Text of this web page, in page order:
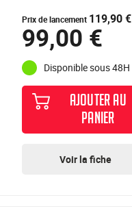
Prix de lancement 119,90 €
99,00 €
Disponible sous 48H
AJOUTER AU
PANIER
Voir la fiche